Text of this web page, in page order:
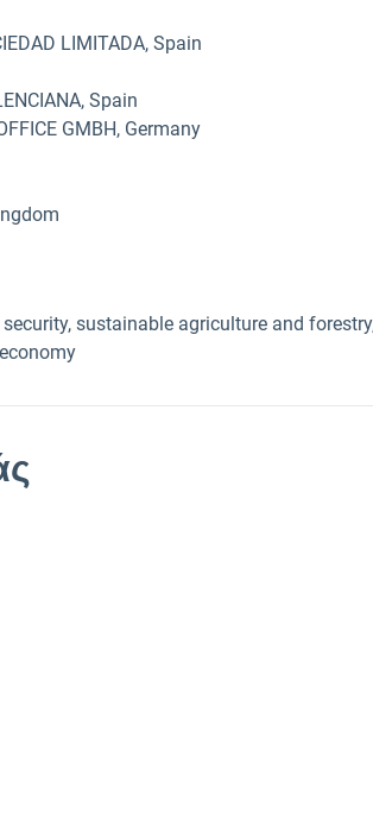
LIMITADA, Spain
Spain
GMBH, Germany
security, sustainable agriculture and